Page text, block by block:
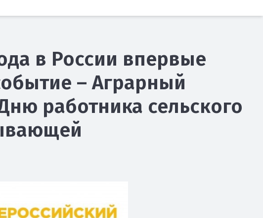
в России впервые
– Аграрный
работника сельского